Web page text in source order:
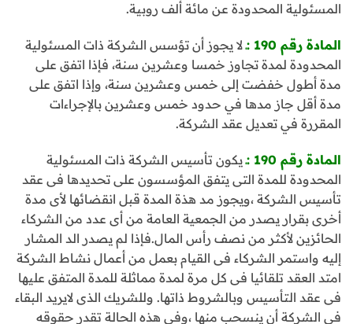
المسئولية المحدودة عن مائة ألف روبية.
المادة رقم 190 :ـ
لا يجوز أن تؤسس الشركة ذات المسئولية
المحدودة لمدة تجاوز خمسا وعشرين سنة، فإذا اتفق على
مدة أطول خفضت إلى خمس وعشرين سنة، وإذا اتفق على
مدة أقل جاز مدها في حدود خمس وعشرين بالإجراءات
المقررة في تعديل عقد الشركة.
المادة رقم 190 :ـ
يكون تأسيس الشركة ذات المسئولية
المحدودة للمدة التى يتفق المؤسسون على تحديدها فى عقد
تأسيس الشركة ،ويجوز مد هذة المدة قبل انقضائها لأى مدة
أخرى بقرار يصدر من الجمعية العامة من أى عدد من الشركاء
الحائزين لأكثر من نصف رأس المال.فإذا لم يصدر الد المشار
إليه واستمر الشركاء فى القيام بعمل من أعمال نشاط الشركة
امتد العقد تلقائيا فى كل مرة لمدة مماثلة للمدة المتفق عليها
فى عقد التأسيس وبالشروط ذاتها. وللشريك الذى لايريد البقاء
فى الشركة أن ينسحب منها ،وفى هذه الحالة تقدر حقوقه